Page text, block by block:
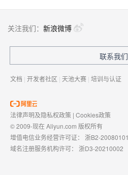
关注我们： 新浪微博
联系我们
文档 | 开发者社区 | 天池大赛 | 培训与认证
法律声明及隐私权政策 | Cookies政策
© 2009-现在 Aliyun.com 版权所有
增值电信业务经营许可证： 浙B2-20080101
域名注册服务机构许可： 浙D3-20210002